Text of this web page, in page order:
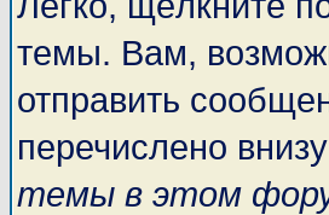
темы. Вам,
отправить
перечислено
темы в этом